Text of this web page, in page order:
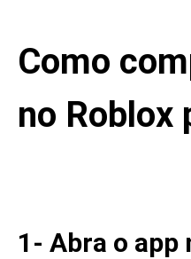
Como
no Roblox
1- Abra o app